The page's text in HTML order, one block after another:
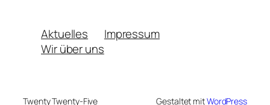
Aktuelles
Wir über uns
Impressum
Twenty Twenty-Five Gestaltet mitWordPress